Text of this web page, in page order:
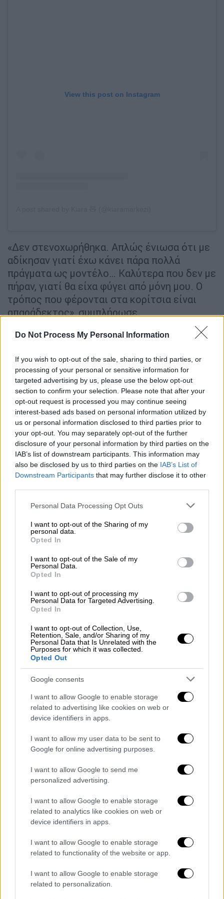
Do Not Process My Personal Information
If you wish to opt-out of the sale, sharing to third parties, or
processing of your personal or sensitive information for
targeted advertising by us, please use the below opt-out
section to confirm your selection. Please note that after your
opt-out request is processed you may continue seeing
interest-based ads based on personal information utilized by
us or personal information disclosed to third parties prior to
your opt-out. You may separately opt-out of the further
disclosure of your personal information by third parties on the
IAB’s list of downstream participants. This information may
also be disclosed by us to third parties on the IAB’s List of
Downstream Participants that may further disclose it to other
Please note that this website/app uses one or more Google
not limited to your visit or usage behaviour. You may click to
grant or deny consent to Google and its third-party tags to
use your data for below specified purposes in below Google
consent section.
Personal Data Processing Opt Outs
I want to opt-out of the Sharing of my
personal data.
Opted In
I want to opt-out of the Sale of my
Personal Data.
Opted In
I want to opt-out of processing my
Personal Data for Targeted Advertising.
Opted In
I want to opt-out of Collection, Use,
Retention, Sale, and/or Sharing of my
Personal Data that Is Unrelated with the
Purposes for which it was collected.
Opted Out
Google consents
I want to allow Google to enable storage
related to advertising like cookies on web or
device identifiers in apps.
I want to allow my user data to be sent to
Google for online advertising purposes.
I want to allow Google to send me
personalized advertising.
I want to allow Google to enable storage
related to analytics like cookies on web or
device identifiers in apps.
I want to allow Google to enable storage
related to functionality of the website or app.
I want to allow Google to enable storage
related to personalization.
View this post on Instagram
«Δεν στενοχωρήθηκα. Απλώς ένιωσα ότι με
αδίκησαν γιατί έχω κάνει πάρα πολλά
πράγματα ως μοντέλο… Καλύτερα που δεν με
πήραν, γιατί θα είχα φύγει από μόνη μου. Ο
τρόπος που φέρονται στα κορίτσια είναι
απαράδεκτος», συμπλήρωσε.
H νεαρή καλλονή εμφανίστηκε ιδιαίτερα
Ηλιάνας Παπαγεωργίου. «Τσαντίστηκα με
την Ηλιάνα, γιατί σε όλα τα κορίτσια μιλούσε
κάπως. Έδειχνε ότι εκείνη είναι η καλύτερη
από όλους. Υποτιμούσε τα κοριτσάκια. Τη
λυπάμαι να σου πω την αλήθεια. Γιατί όλος ο
κόσμος την κράζει με αυτά που λέει. Βγαίνει
και λέει ότι τα έχει κάνει όλα. Κάνει τα
κορίτσια να νιώθουν ότι είναι ένα τίποτα».
Νύφη Ακη Τσοχατζόπουλου: Η Κιάρα
δέχτηκε bullying όταν ο παππούς της
μπήκε στη φυλακή
Ένα μεσημέρι Σαββάτου (15/2/2020), ηΜαρία
Μαρκέζηβρέθηκε καλεσμένη στην εκπομπή
Κιάρα,από το «My Style Rocks» και τον
πεθερό της,
A post shared by Kiara 🧸 (@kiaramarkezi)
Είναι ένα δύσκολο κομμάτι να μεγαλώνει